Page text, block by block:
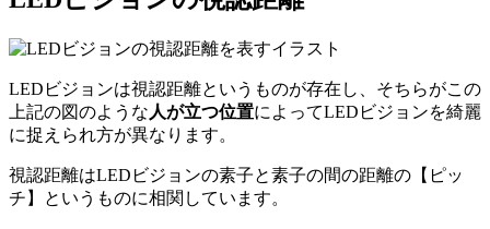
LEDビジョンは視認距離というものが存在し、そちらがこの
上記の図のような 人が立つ位置によってLEDビジョンを綺麗
に捉えられ方が異なります。
視認距離はLEDビジョンの素子と素子の間の距離の【ピッ
チ】というものに相関しています。